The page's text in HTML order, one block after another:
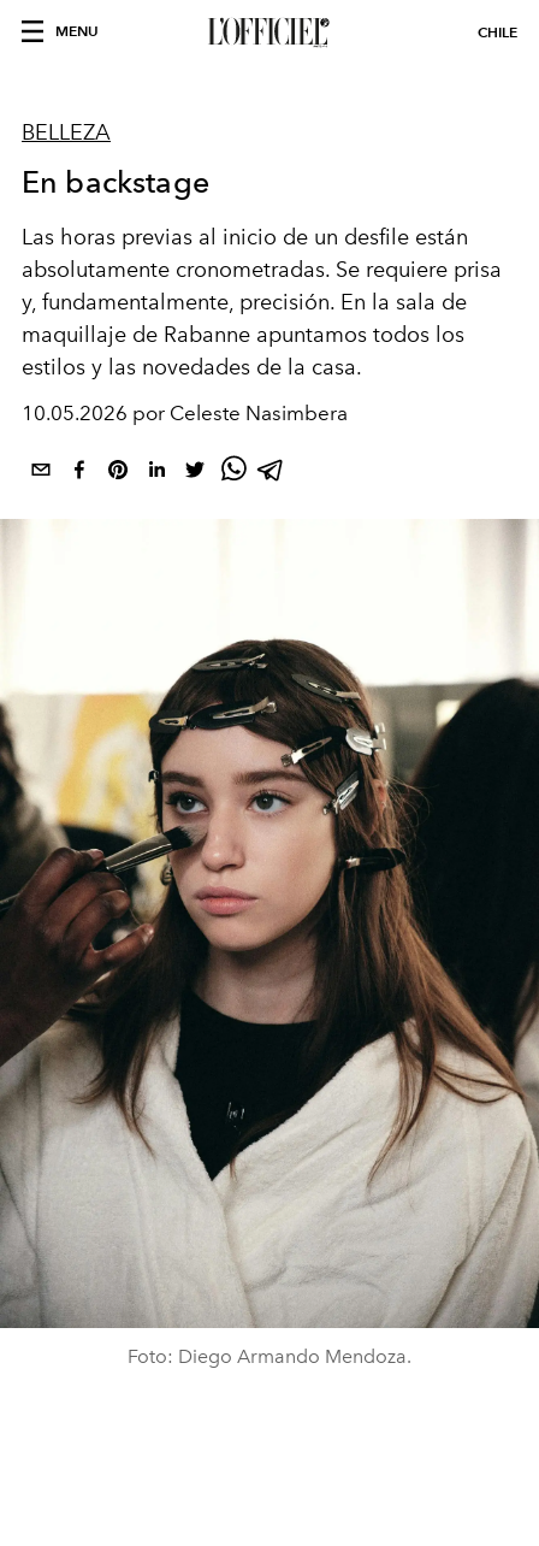
MENU CHILE
BELLEZA
En backstage
Las horas previas al inicio de un desfile están
absolutamente cronometradas. Se requiere prisa
y, fundamentalmente, precisión. En la sala de
maquillaje de Rabanne apuntamos todos los
estilos y las novedades de la casa.
10.05.2026 por Celeste Nasimbera
Foto: Diego Armando Mendoza.